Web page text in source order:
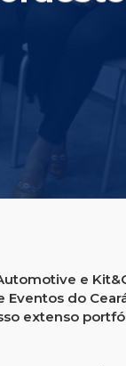
e
do
extenso